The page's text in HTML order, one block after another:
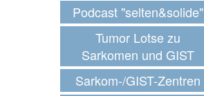
Podcast "selten&solide"
Tumor Lotse zu
Sarkomen und GIST
Sarkom-/GIST-Zentren